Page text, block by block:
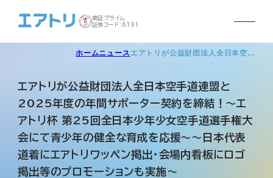
東証プライム
証券コード:6191
ホームニュース エアトリが公益財団法人全日本空…
エアトリが公益財団法人全日本空手道連盟と
2025年度の年間サポーター契約を締結！〜エ
アトリ杯 第25回全日本少年少女空手道選手権大
会にて青少年の健全な育成を応援〜〜日本代表
道着にエアトリワッペン掲出・会場内看板にロゴ
掲出等のプロモーションも実施〜